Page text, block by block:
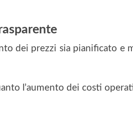
dei prezzi sia pianificato e
l’aumento dei costi